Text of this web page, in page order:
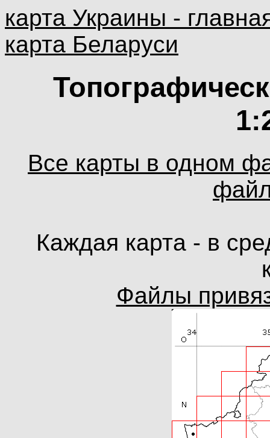
карта Украины -
карта Беларуси
Все карты в одном
Каждая карта - в
Файлы